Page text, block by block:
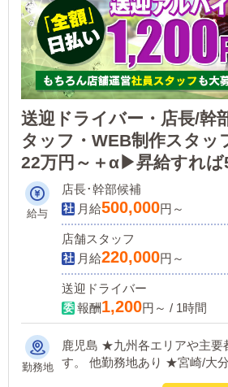
送迎ドライバー・店長/幹
タッフ・WEB制作スタッ
22万円～＋α▶昇給すれば
上！！
給与
店長･幹部候補
月給500,000円～
店舗スタッフ
月給220,000円～
送迎ドライバー
報酬1,200円～ / 1時間
勤務地
鹿児島 ★九州各エリアや主要
す。 他勤務地あり ★宮崎/大